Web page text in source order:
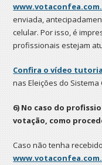
enviada,
celular. Por isso, é
profissionais estejam
Confira o vídeo
nas Eleições do
6) No caso do
votação, como
Caso não tenha